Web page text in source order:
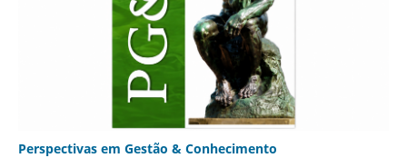
Perspectivas em Gestão & Conhecimento